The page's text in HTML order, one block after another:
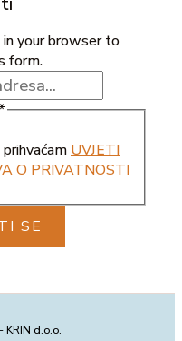
your browser to
form.
*
UVJETI
O PRIVATNOSTI
SE
d.o.o.